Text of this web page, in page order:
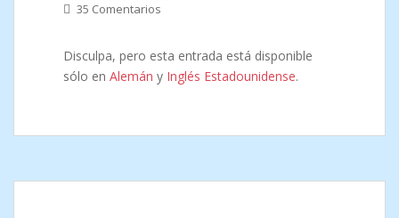
35 Comentarios
Disculpa, pero esta entrada está disponible
sólo en Alemán y Inglés Estadounidense.